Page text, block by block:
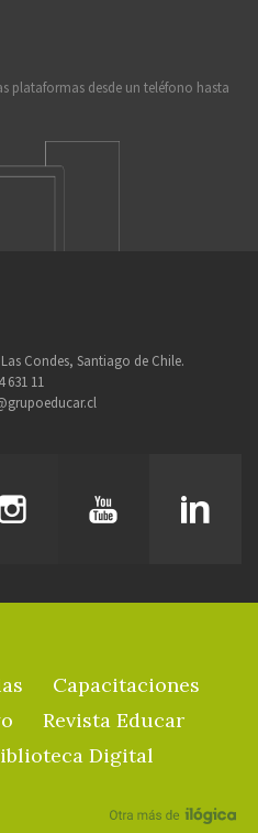
plataformas desde un teléfono hasta
Condes, Santiago de Chile.
631 11
Capacitaciones
Revista Educar
Digital